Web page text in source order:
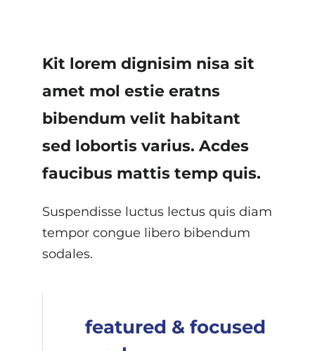
Kit lorem dignisim nisa sit
amet mol estie eratns
bibendum velit habitant
sed lobortis varius. Acdes
faucibus mattis temp quis.
Suspendisse luctus lectus quis diam
tempor congue libero bibendum
sodales.
featured & focused